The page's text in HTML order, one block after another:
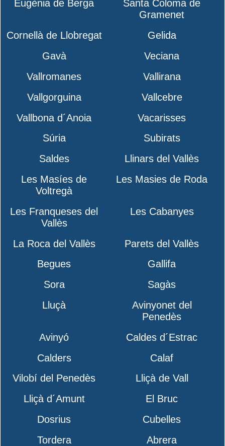
Eugènia de Berga
Santa Coloma de
Gramenet
Cornellà de Llobregat
Gelida
Gavà
Veciana
Vallromanes
Vallirana
Vallgorguina
Vallcebre
Vallbona d´Anoia
Vacarisses
Súria
Subirats
Saldes
Llinars del Vallès
Les Masíes de
Voltregà
Les Masies de Roda
Les Franqueses del
Vallès
Les Cabanyes
La Roca del Vallès
Parets del Vallès
Begues
Gallifa
Sora
Sagàs
Lluçà
Avinyonet del
Penedès
Avinyó
Caldes d´Estrac
Calders
Calaf
Vilobí del Penedès
Lliçà de Vall
Lliçà d´Amunt
El Bruc
Dosrius
Cubelles
Tordera
Abrera